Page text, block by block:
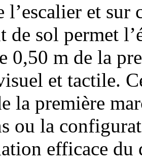
l’escalier et
de sol permet
0,50 m de la
et tactile.
la première
ou la
efficace